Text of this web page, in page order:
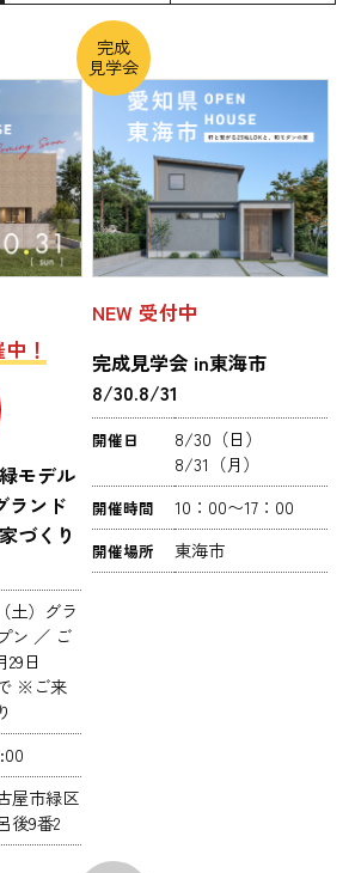
！
モデル
ランド
づくり
土）グラ
ン ／ ご
29日
※ご来
屋市緑区
後9番2
完成
見学会
NEW 受付中
完成見学会 in東海市
8/30.8/31
開催日
8/30（日）
8/31（月）
開催時間 10：00〜17：00
開催場所 東海市